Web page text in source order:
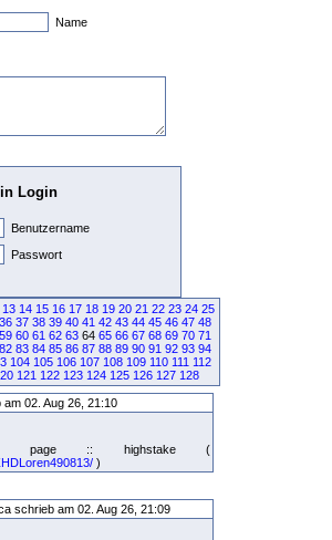
Name
Login
Benutzername
Passwort
13 14 15 16 17 18 19 20 21 22 23 24 25
36 37 38 39 40 41 42 43 44 45 46 47 48
59 60 61 62 63 64 65 66 67 68 69 70 71
82 83 84 85 86 87 88 89 90 91 92 93 94
104 105 106 107 108 109 110 111 112
121 122 123 124 125 126 127 128
02. Aug 26, 21:10
page :: highstake (
)
schrieb am 02. Aug 26, 21:09